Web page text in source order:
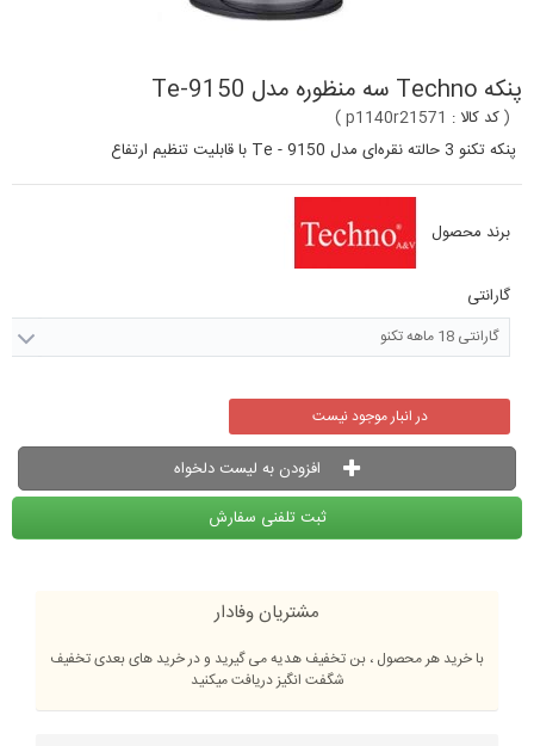
پنکه Techno سه منظوره مدل Te-9150
(کد کالا : p1140r21571
)
پنکه تکنو 3 حالته نقره‌ای مدل Te - 9150 با قابلیت تنظیم ارتفاع
برند محصول
گارانتی
گارانتی 18 ماهه تکنو
در انبار موجود نیست
افزودن به لیست دلخواه
ثبت تلفنی سفارش
مشتریان وفادار
با خرید هر محصول ، بن تخفیف هدیه می گیرید و در خرید های بعدی تخفیف
شگفت انگیز دریافت میکنید